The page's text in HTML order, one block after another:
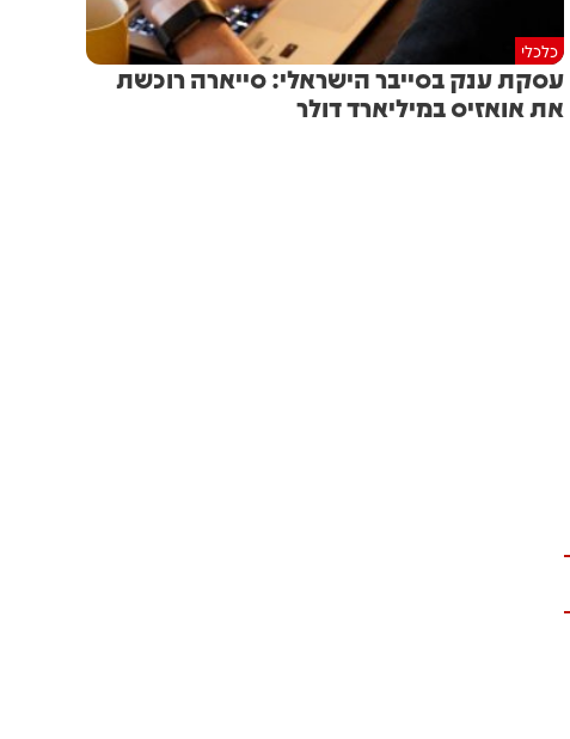
כלכלי
עסקת ענק בסייבר הישראלי: סייארה רוכשת
את אואזיס במיליארד דולר